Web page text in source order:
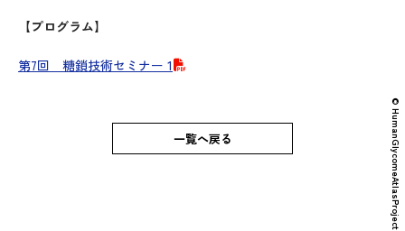
【プログラム】
第7回 糖鎖技術セミナー 1
一覧へ戻る © HumanGlycomeAtlasProject